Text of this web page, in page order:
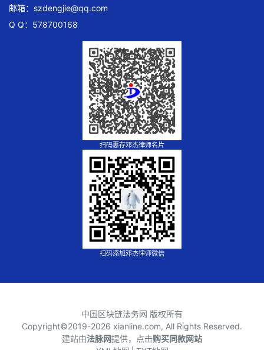
邮箱： szdengjie@qq.com
Q Q：578700168
扫码惠存邓杰律师名片
扫码添加邓杰律师微信
中国区块链法务网 版权所有
Copyright©2019-2026 xianline.com, All Rights Reserved.
建站由法脉网提供，点击购买同款网站